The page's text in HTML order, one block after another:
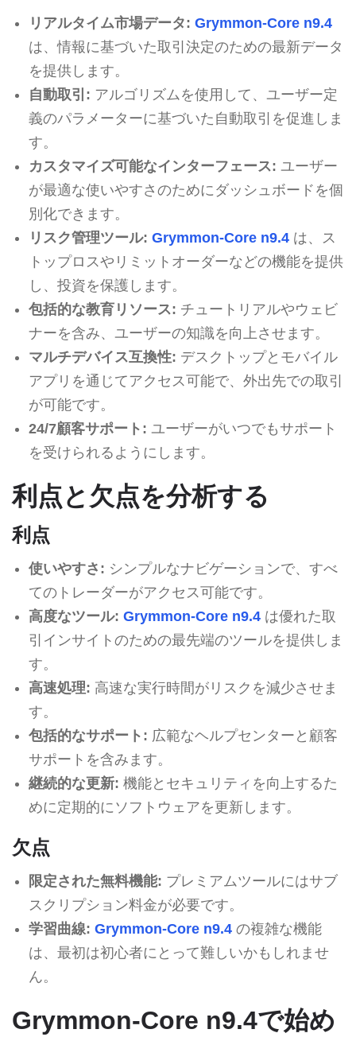
リアルタイム市場データ: Grymmon-Core n9.4
は、情報に基づいた取引決定のための最新データ
を提供します。
自動取引: アルゴリズムを使用して、ユーザー定
義のパラメーターに基づいた自動取引を促進しま
す。
カスタマイズ可能なインターフェース: ユーザー
が最適な使いやすさのためにダッシュボードを個
別化できます。
リスク管理ツール: Grymmon-Core n9.4は、ス
トップロスやリミットオーダーなどの機能を提供
し、投資を保護します。
包括的な教育リソース: チュートリアルやウェビ
ナーを含み、ユーザーの知識を向上させます。
マルチデバイス互換性: デスクトップとモバイル
アプリを通じてアクセス可能で、外出先での取引
が可能です。
24/7顧客サポート: ユーザーがいつでもサポート
を受けられるようにします。
利点と欠点を分析する
利点
使いやすさ: シンプルなナビゲーションで、すべ
てのトレーダーがアクセス可能です。
高度なツール: Grymmon-Core n9.4は優れた取
引インサイトのための最先端のツールを提供しま
す。
高速処理: 高速な実行時間がリスクを減少させま
す。
包括的なサポート: 広範なヘルプセンターと顧客
サポートを含みます。
継続的な更新: 機能とセキュリティを向上するた
めに定期的にソフトウェアを更新します。
欠点
限定された無料機能: プレミアムツールにはサブ
スクリプション料金が必要です。
学習曲線: Grymmon-Core n9.4の複雑な機能
は、最初は初心者にとって難しいかもしれませ
ん。
Grymmon-Core n9.4で始め